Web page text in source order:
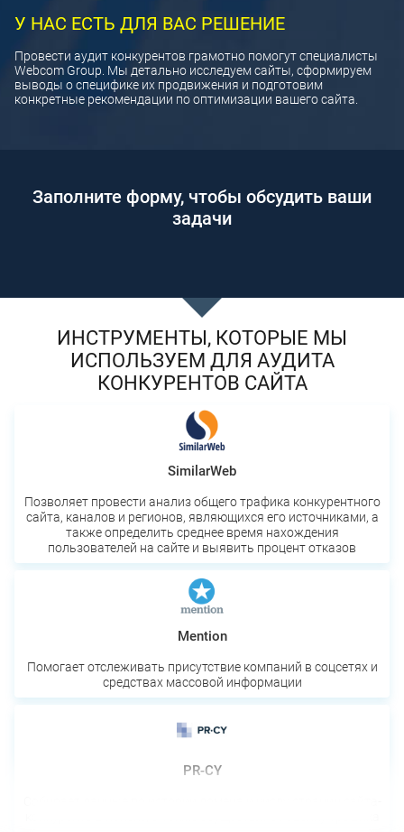
У НАС ЕСТЬ ДЛЯ ВАС РЕШЕНИЕ
Провести аудит конкурентов грамотно помогут специалисты
Webcom Group. Мы детально исследуем сайты, сформируем
выводы о специфике их продвижения и подготовим
конкретные рекомендации по оптимизации вашего сайта.
Заполните форму, чтобы обсудить ваши
задачи
ИНСТРУМЕНТЫ, КОТОРЫЕ МЫ
ИСПОЛЬЗУЕМ ДЛЯ АУДИТА
КОНКУРЕНТОВ САЙТА
SimilarWeb
Позволяет провести анализ общего трафика конкурентного
сайта, каналов и регионов, являющихся его источниками, а
также определить среднее время нахождения
пользователей на сайте и выявить процент отказов
Mention
Помогает отслеживать присутствие компаний в соцсетях и
средствах массовой информации
PR-CY